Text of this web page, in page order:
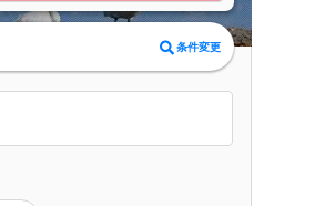
条件変更